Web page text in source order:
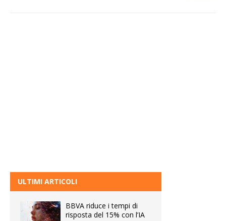
ULTIMI ARTICOLI
BBVA riduce i tempi di
risposta del 15% con l’IA